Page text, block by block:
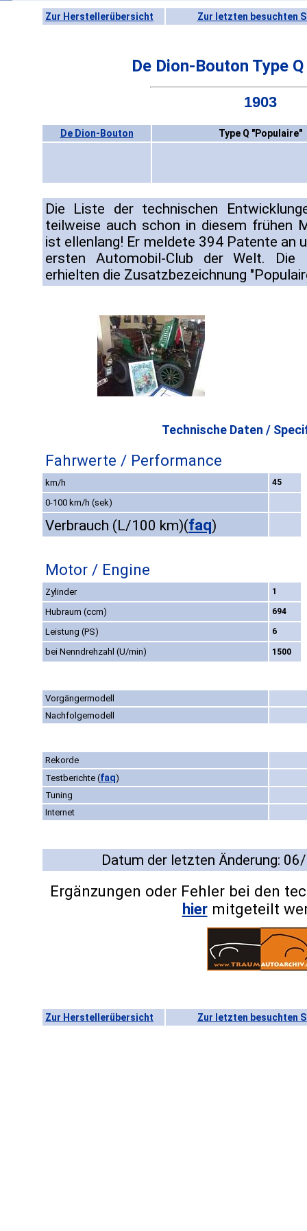
Zur Herstellerübersicht Zur letzten besuchten
De Dion-Bouton Type
1903
De Dion-Bouton Type Q "Populaire"
Die Liste der technischen
teilweise auch schon in diesem frühen
ist ellenlang! Er meldete 394 Patente an
ersten Automobil-Club der Welt.
erhielten die Zusatzbezeichnung
Technische Daten /
Fahrwerte / Performance
km/h 45
0-100 km/h (sek)
Verbrauch (L/100 km)(faq)
Motor / Engine
Zylinder 1
Hubraum (ccm) 694
Leistung (PS) 6
bei Nenndrehzahl (U/min) 1500
Vorgängermodell
Nachfolgemodell
Rekorde
Testberichte (faq)
Tuning
Internet
Datum der letzten Änderung:
Ergänzungen oder Fehler bei den
hiermitgeteilt
Zur Herstellerübersicht Zur letzten besuchten